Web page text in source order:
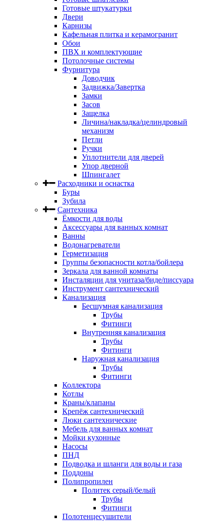
Готовые штукатурки
Двери
Карнизы
Кафельная плитка и керамогранит
Обои
ПВХ и комплектующие
Потолочные системы
Фурнитура
Доводчик
Задвижка/Завертка
Замки
Засов
Защелка
Личина/накладка/целиндровый
механизм
Петли
Ручки
Уплотнители для дверей
Упор дверной
Шпингалет
Расходники и оснастка
Буры
Зубила
Сантехника
Ёмкости для воды
Аксессуары для ванных комнат
Ванны
Водонагреватели
Герметизация
Группы безопасности котла/бойлера
Зеркала для ванной комнаты
Инсталяции для унитаза/биде/писсуара
Инструмент сантехнический
Канализация
Бесшумная канализация
Трубы
Фитинги
Внутренняя канализация
Трубы
Фитинги
Наружная канализация
Трубы
Фитинги
Коллектора
Котлы
Краны/клапаны
Крепёж сантехнический
Люки сантехнические
Мебель для ванных комнат
Мойки кухонные
Насосы
ПНД
Подводка и шланги для воды и газа
Поддоны
Полипропилен
Политек серый/белый
Трубы
Фитинги
Полотенцесушители